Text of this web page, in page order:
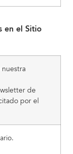
en el Sitio
nuestra
de
por el